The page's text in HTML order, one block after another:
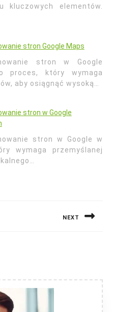
kluczowych elementów.
stron Google Maps
stron w Google
proces, który wymaga
aby osiągnąć wysoką…
stron w Google
stron w Google w
wymaga przemyślanej
NEXT